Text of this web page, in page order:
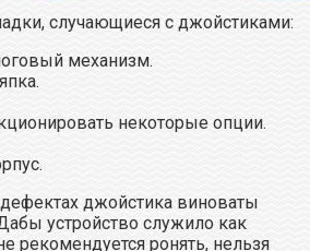
случающиеся с джойстиками:
механизм.
некоторые опции.
джойстика виноваты
устройство служило как
рекомендуется ронять, нельзя